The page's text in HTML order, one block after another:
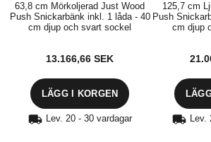
63,8 cm Mörkoljerad Just Wood
Push Snickarbänk inkl. 1 låda - 40
cm djup och svart sockel
13.166,66SEK
LÄGG I KORGEN
125,7 cm
Push
cm djup
Lev. 20 - 30 vardagar Lev.